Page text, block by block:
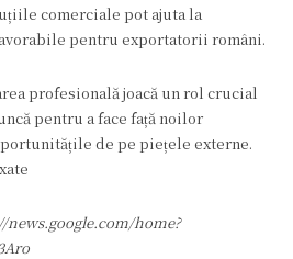
comerciale pot ajuta la
pentru exportatorii români.
profesională joacă un rol crucial
pentru a face față noilor
de pe piețele externe.
home?